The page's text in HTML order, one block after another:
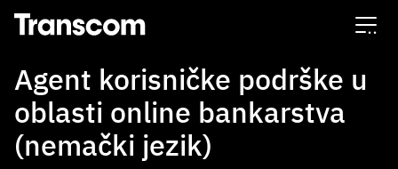
Transcom
Agent korisničke podrške u
oblasti online bankarstva
(nemački jezik)